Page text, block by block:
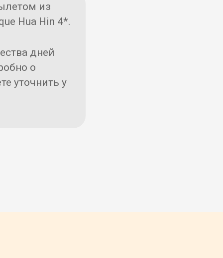
из
Hua Hin 4*.
дней
о
уточнить у